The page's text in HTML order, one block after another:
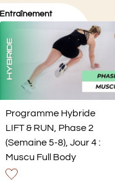
Entraînement
Programme Hybride
LIFT & RUN, Phase 2
(Semaine 5-8), Jour 4 :
Muscu Full Body